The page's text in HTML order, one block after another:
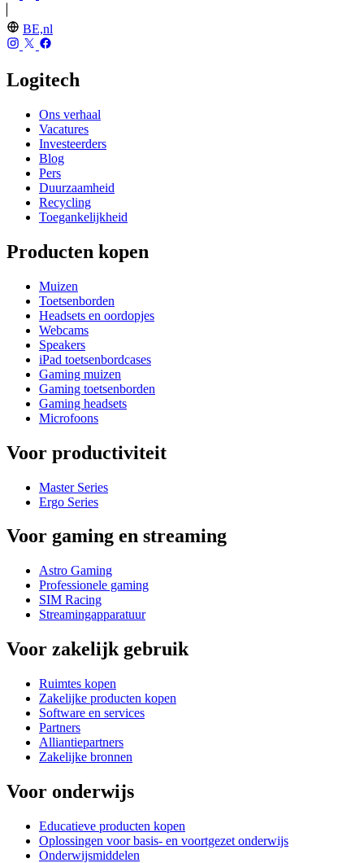
BE,nl
Logitech
Ons verhaal
Vacatures
Investeerders
Blog
Pers
Duurzaamheid
Recycling
Toegankelijkheid
Producten kopen
Muizen
Toetsenborden
Headsets en oordopjes
Webcams
Speakers
iPad toetsenbordcases
Gaming muizen
Gaming toetsenborden
Gaming headsets
Microfoons
Voor productiviteit
Master Series
Ergo Series
Voor gaming en streaming
Astro Gaming
Professionele gaming
SIM Racing
Streamingapparatuur
Voor zakelijk gebruik
Ruimtes kopen
Zakelijke producten kopen
Software en services
Partners
Alliantiepartners
Zakelijke bronnen
Voor onderwijs
Educatieve producten kopen
Oplossingen voor basis- en voortgezet onderwijs
Onderwijsmiddelen